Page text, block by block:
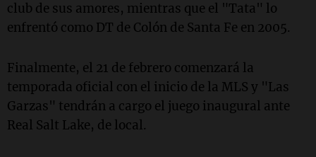
club de sus amores, mientras que el "Tata" lo
enfrentó como DT de Colón de Santa Fe en 2005.
Finalmente, el 21 de febrero comenzará la
temporada oficial con el inicio de la MLS y "Las
Garzas" tendrán a cargo el juego inaugural ante
Real Salt Lake, de local.